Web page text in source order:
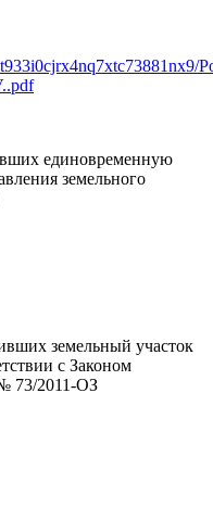
единовременную
земельного
земельный участок
с Законом
73/2011-ОЗ